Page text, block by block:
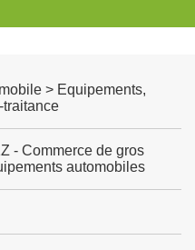
> Equipements,
traitance
- Commerce de gros
automobiles